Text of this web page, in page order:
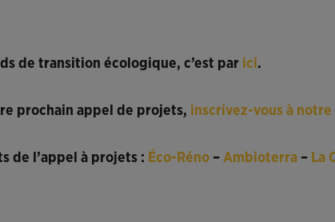
de transition écologique, c’est par ici.
prochain appel de projets, inscrivez-vous à
de l’appel à projets : Éco-Réno – Ambioterra – La